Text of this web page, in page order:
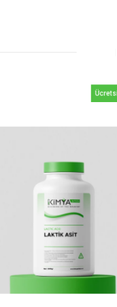
Ücretsiz Kargo